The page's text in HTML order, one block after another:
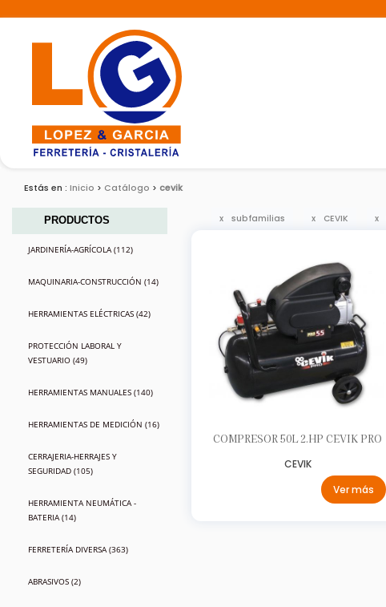
Estás en : Inicio Catálogo cevik
PRODUCTOS
JARDINERÍA-AGRÍCOLA (112)
MAQUINARIA-CONSTRUCCIÓN (14)
HERRAMIENTAS ELÉCTRICAS (42)
PROTECCIÓN LABORAL Y
VESTUARIO (49)
HERRAMIENTAS MANUALES (140)
HERRAMIENTAS DE MEDICIÓN (16)
CERRAJERIA-HERRAJES Y
SEGURIDAD (105)
HERRAMIENTA NEUMÁTICA -
BATERIA (14)
FERRETERÍA DIVERSA (363)
ABRASIVOS (2)
subfamilias CEVIK
COMPRESOR 50L 2.HP CEVIK PRO
CEVIK
Ver más